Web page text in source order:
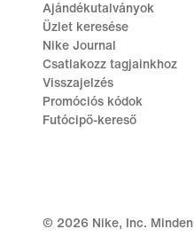
Ajándékutalványok
Üzlet keresése
Nike Journal
Csatlakozz tagjainkhoz
Visszajelzés
Promóciós kódok
Futócipő-kereső
© 2026 Nike, Inc.